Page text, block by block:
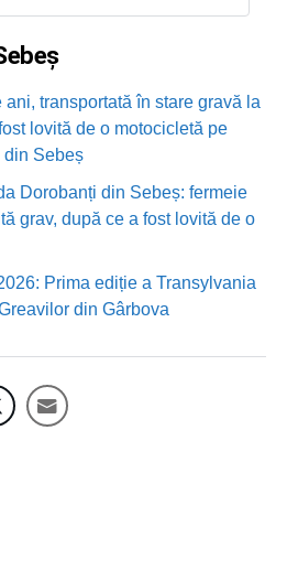
ani, transportată în stare gravă la
lovită de o motocicletă pe
din Sebeș
Dorobanți din Sebeș: fermeie
grav, după ce a fost lovită de o
Prima ediție a Transylvania
din Gârbova